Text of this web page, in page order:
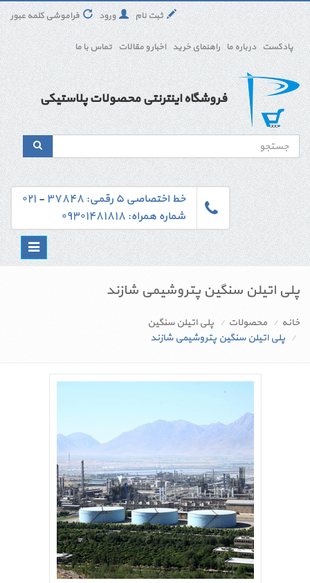
ثبت نام ورود فراموشی کلمه عبور
پادکست درباره ما راهنمای خرید اخبار و مقالات تماس با ما
فروشگاه اینترنتی محصولات پلاستیکی
خط اختصاصی ۵ رقمی: ۳۷۸۴۸ - ۰۲۱
شماره همراه: ۰۹۳۰۱۴۸۱۸۱۸
Toggle
پلی اتیلن سنگین پتروشیمی شازند
خانه محصولات
پلی اتیلن سنگین
پلی اتیلن سنگین پتروشیمی شازند